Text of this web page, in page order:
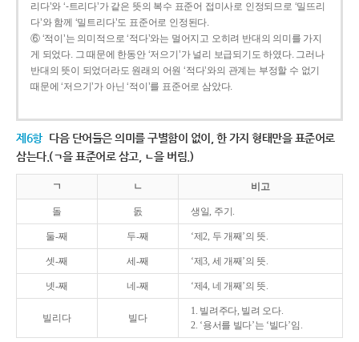
리다’와 ‘-트리다’가 같은 뜻의 복수 표준어 접미사로 인정되므로 ‘밀뜨리
다’와 함께 ‘밀트리다’도 표준어로 인정된다.
⑥ ‘적이’는 의미적으로 ‘적다’와는 멀어지고 오히려 반대의 의미를 가지
게 되었다. 그 때문에 한동안 ‘저으기’가 널리 보급되기도 하였다. 그러나
반대의 뜻이 되었더라도 원래의 어원 ‘적다’와의 관계는 부정할 수 없기
때문에 ‘저으기’가 아닌 ‘적이’를 표준어로 삼았다.
제6항 다음 단어들은 의미를 구별함이 없이, 한 가지 형태만을 표준어로
삼는다.(ㄱ을 표준어로 삼고, ㄴ을 버림.)
ㄱ ㄴ 비고
돌 돐 생일, 주기.
둘-째 두-째 ‘제2, 두 개째’의 뜻.
셋-째 세-째 ‘제3, 세 개째’의 뜻.
넷-째 네-째 ‘제4, 네 개째’의 뜻.
빌리다 빌다
1. 빌려주다, 빌려 오다.
2. ‘용서를 빌다’는 ‘빌다’임.